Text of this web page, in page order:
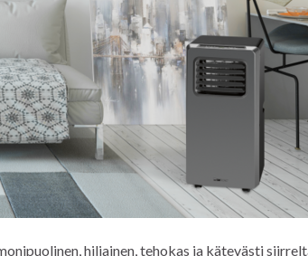
hiljainen, tehokas ja kätevästi